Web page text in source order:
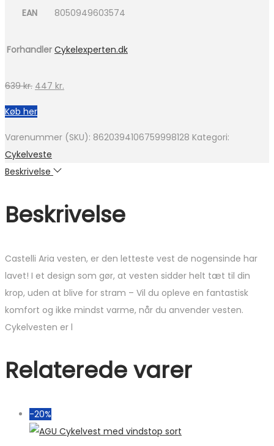
EAN 8050949603574
Forhandler Cykelexperten.dk
639kr. Den
oprindelige
pris
var:
639 kr..
447 kr.
er:
Køb her
Varenummer (SKU): 8620394106759998128 Kategori:
Cykelveste
Beskrivelse
Beskrivelse
Castelli Aria vesten, er den letteste vest de nogensinde har
lavet! I et design som gør, at vesten sidder helt tæt til din
krop, uden at blive for stram – Vil du opleve en fantastisk
komfort og ikke mindst varme, når du anvender vesten.
Cykelvesten er l
Relaterede varer
-20%